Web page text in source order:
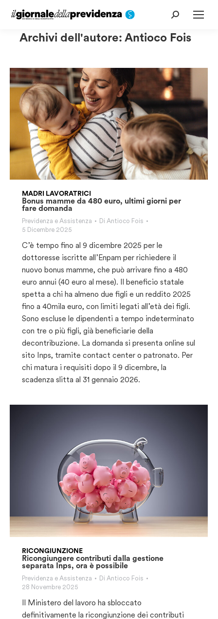
Cerca:
Archivi dell'autore: Antioco Fois
MADRI LAVORATRICI
Bonus mamme da 480 euro, ultimi giorni per
fare domanda
Previdenza e Assistenza Di Antioco Fois
5 Dicembre 2025
C’è tempo fino al 9 dicembre 2025 per le
dottoresse iscritte all’Enpam per richiedere il
nuovo bonus mamme, che può arrivare fino a 480
euro annui (40 euro al mese). Il beneficio statale
spetta a chi ha almeno due figli e un reddito 2025
fino a 40mila euro, con limiti legati all’età dei figli.
Sono escluse le dipendenti a tempo indeterminato
con tre o più figli, già beneficiarie della
decontribuzione. La domanda si presenta online sul
sito Inps, tramite contact center o patronato. Per
chi matura i requisiti dopo il 9 dicembre, la
scadenza slitta al 31 gennaio 2026.
RICONGIUNZIONE
Ricongiungere contributi dalla gestione
separata Inps, ora è possibile
Previdenza e Assistenza Di Antioco Fois
28 Novembre 2025
Il Ministero del lavoro ha sbloccato
definitivamente la ricongiunzione dei contributi